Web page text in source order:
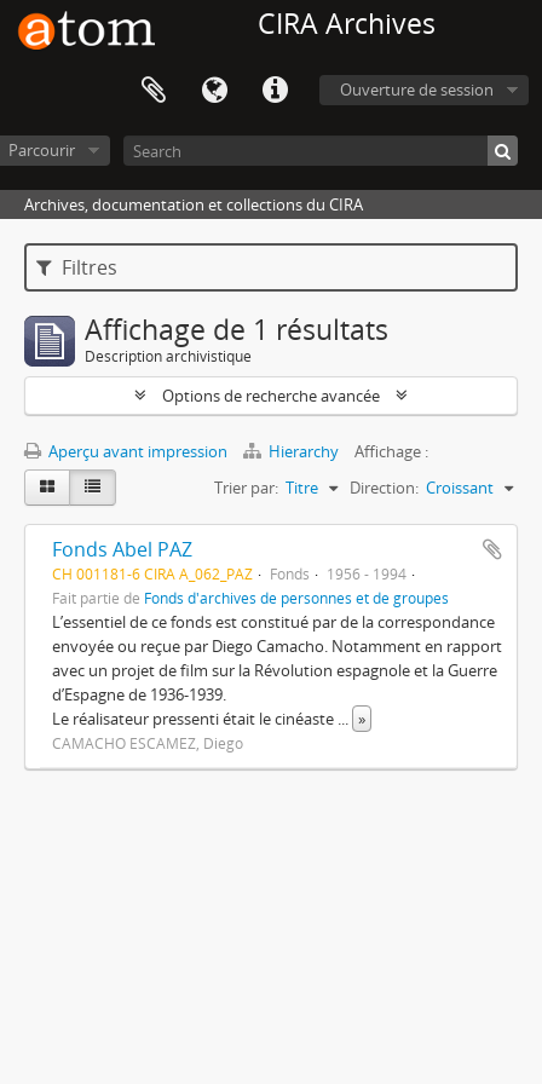
CIRA Archives
Ouverture de session
Parcourir
Archives, documentation et collections du CIRA
Filtres
Affichage de 1 résultats
Description archivistique
Options de recherche avancée
Aperçu avant impression Hierarchy
Affichage :
Trier par: Titre Direction: Croissant
Fonds Abel PAZ
CH 001181-6 CIRA A_062_PAZ Fonds
1956 - 1994
Fait partie de Fonds d'archives de personnes et de groupes
L’essentiel de ce fonds est constitué par de la correspondance
envoyée ou reçue par Diego Camacho. Notamment en rapport
avec un projet de film sur la Révolution espagnole et la Guerre
d’Espagne de 1936-1939.
Le réalisateur pressenti était le cinéaste ... »
CAMACHO ESCAMEZ, Diego